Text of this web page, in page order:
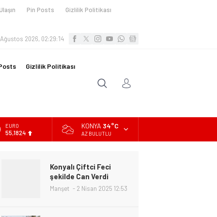
Pin Posts
Gizlilik Politikası
2026, 02:29:15
Gizlilik Politikası
ALTIN
6.662,10
KONYA 34°C
AZ BULUTLU
Konyalı Çiftci Feci
şekilde Can Verdi
Manşet 2 Nisan 2025 12:53